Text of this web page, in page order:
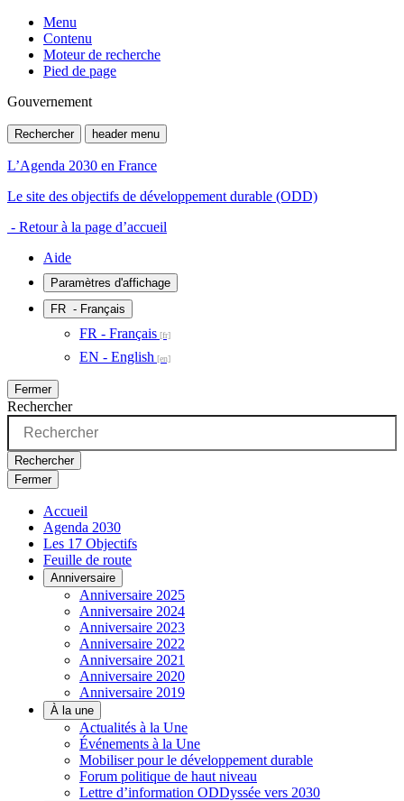
Menu
Contenu
Moteur de recherche
Pied de page
Gouvernement
Rechercher header menu
L’Agenda 2030 en France
Le site des objectifs de développement durable (ODD)
- Retour à la page d’accueil
Aide
Paramètres d'affichage
FR - Français
FR - Français
EN - English
Fermer
Rechercher
Rechercher
Fermer
Accueil
Agenda 2030
Les 17 Objectifs
Feuille de route
Anniversaire
Anniversaire 2025
Anniversaire 2024
Anniversaire 2023
Anniversaire 2022
Anniversaire 2021
Anniversaire 2020
Anniversaire 2019
À la une
Actualités à la Une
Événements à la Une
Mobiliser pour le développement durable
Forum politique de haut niveau
Lettre d’information ODDyssée vers 2030